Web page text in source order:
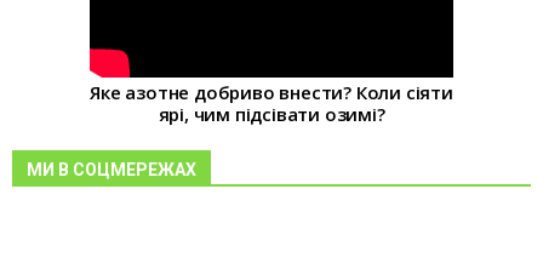
Яке азотне добриво внести? Коли сіяти
ярі, чим підсівати озимі?
МИ В СОЦМЕРЕЖАХ